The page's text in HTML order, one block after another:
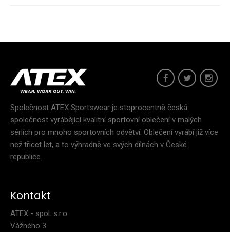
Společnost ATEX Sportswear je stoprocentně česká
společnost vyrábějící kvalitní sportovní oblečení v malých
sériích pro mnoho sportovních odvětví. Oblečení vyrábí již více
než třicet let, a to výhradně ve svých dílnách v České
republice.
Kontakt
ATEX - spol. s.r.o.
Vážného 3